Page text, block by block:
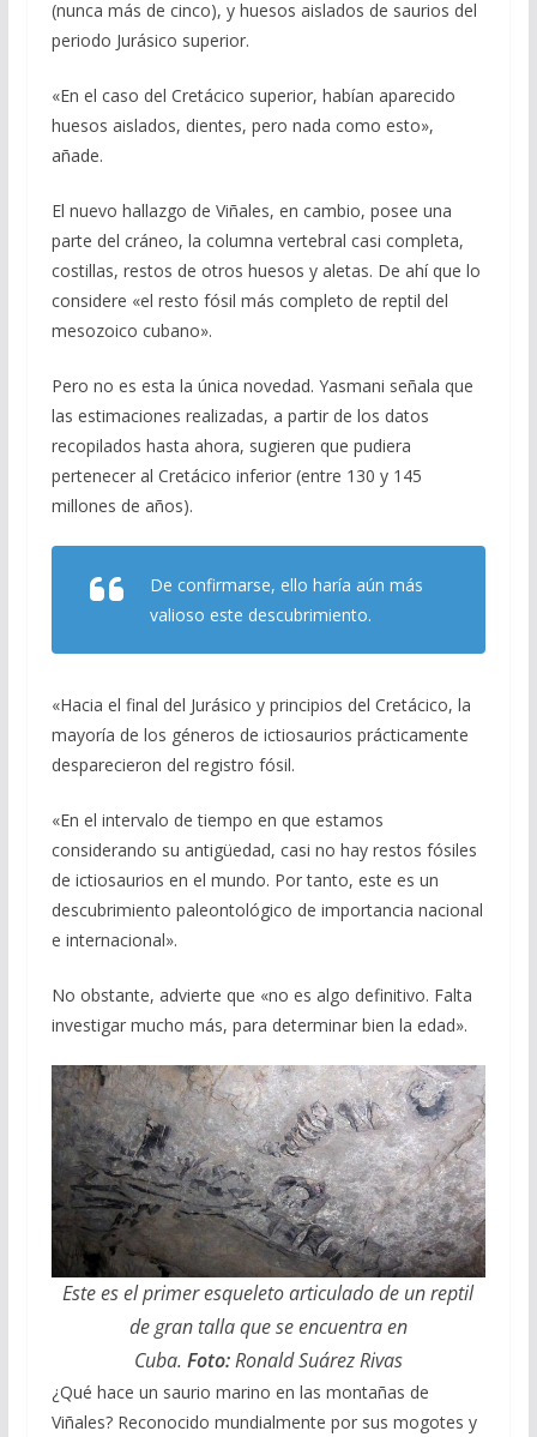
(nunca más de cinco), y huesos aislados de saurios del
periodo Jurásico superior.
«En el caso del Cretácico superior, habían aparecido
huesos aislados, dientes, pero nada como esto»,
añade.
El nuevo hallazgo de Viñales, en cambio, posee una
parte del cráneo, la columna vertebral casi completa,
costillas, restos de otros huesos y aletas. De ahí que lo
considere «el resto fósil más completo de reptil del
mesozoico cubano».
Pero no es esta la única novedad. Yasmani señala que
las estimaciones realizadas, a partir de los datos
recopilados hasta ahora, sugieren que pudiera
pertenecer al Cretácico inferior (entre 130 y 145
millones de años).
De confirmarse, ello haría aún más
valioso este descubrimiento.
«Hacia el final del Jurásico y principios del Cretácico, la
mayoría de los géneros de ictiosaurios prácticamente
desparecieron del registro fósil.
«En el intervalo de tiempo en que estamos
considerando su antigüedad, casi no hay restos fósiles
de ictiosaurios en el mundo. Por tanto, este es un
descubrimiento paleontológico de importancia nacional
e internacional».
No obstante, advierte que «no es algo definitivo. Falta
investigar mucho más, para determinar bien la edad».
Este es el primer esqueleto articulado de un reptil
de gran talla que se encuentra en
Cuba. Foto:Ronald Suárez Rivas
¿Qué hace un saurio marino en las montañas de
Viñales? Reconocido mundialmente por sus mogotes y